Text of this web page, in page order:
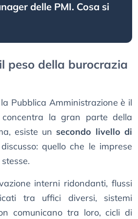
delle PMI. Cosa si
peso della burocrazia
Pubblica Amministrazione è il
la gran parte della
esiste un secondo livello di
quello che le imprese
interni ridondanti, flussi
tra uffici diversi, sistemi
comunicano tra loro, cicli di